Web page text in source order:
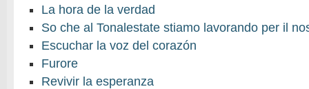
La hora de la verdad
So che al Tonalestate stiamo lavorando per il
Escuchar la voz del corazón
Furore
Revivir la esperanza